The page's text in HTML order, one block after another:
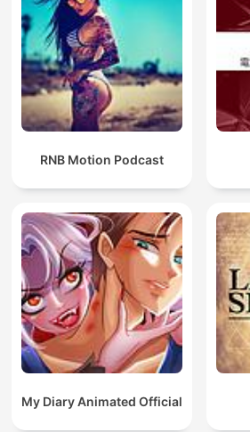
RNB Motion Podcast
My Diary Animated Official